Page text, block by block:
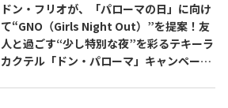
ドン・フリオが、「パローマの日」に向け
て“GNO（Girls Night Out）”を提案！友
人と過ごす“少し特別な夜”を彩るテキーラ
カクテル「ドン・パローマ」キャンペーン